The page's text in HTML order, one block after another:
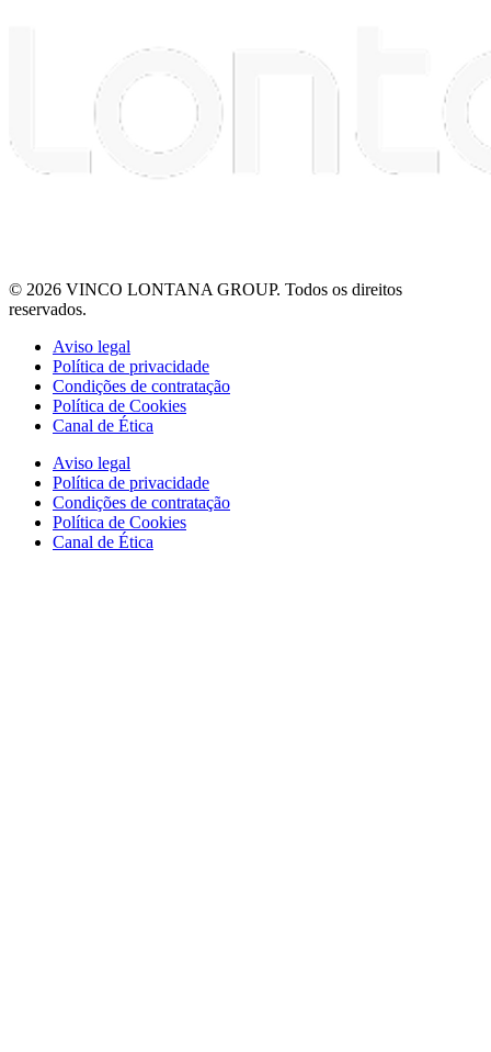
© 2026 VINCO LONTANA GROUP. Todos os direitos
reservados.
Aviso legal
Política de privacidade
Condições de contratação
Política de Cookies
Canal de Ética
Aviso legal
Política de privacidade
Condições de contratação
Política de Cookies
Canal de Ética